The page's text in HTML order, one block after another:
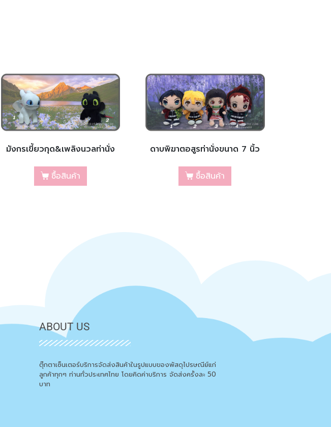
มังกรเขี้ยวกุด&เพลิงนวลท่านั่ง
ซื้อสินค้า
ดาบพิฆาตอสูรท่านั่งขนาด 7 นิ้ว
ซื้อสินค้า
ABOUT US
ตุ๊กตาเซ็นเตอร์บริการจัดส่งสินค้าในรูปแบบของพัสดุไปรษณีย์แก่
ลูกค้าทุกๆ ท่านทั่วประเทศไทย โดยคิดค่าบริการ จัดส่งครั้งละ 50
บาท